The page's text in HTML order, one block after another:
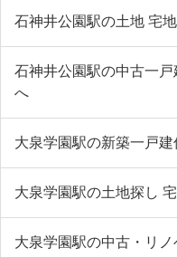
石神井公園駅の土地 宅
石神井公園駅の中古一
へ
大泉学園駅の新築一戸
大泉学園駅の土地探し
大泉学園駅の中古・リ